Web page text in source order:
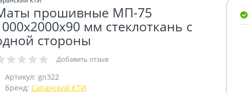
прошивные МП-75
мм стеклоткань с
стороны
Добавить отзыв
Артикул: gn322
Бренд: Саранский КТИ